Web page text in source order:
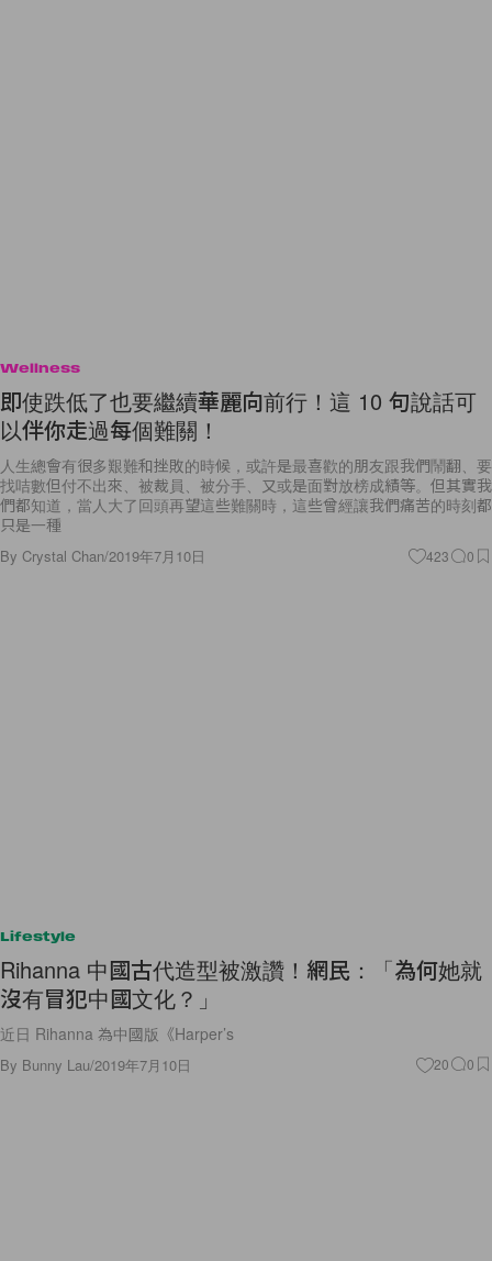
Wellness
即使跌低了也要繼續華麗向前行！這 10 句說話可
以伴你走過每個難關！
人生總會有很多艱難和挫敗的時候，或許是最喜歡的朋友跟我們鬧翻、要
找咭數但付不出來、被裁員、被分手、又或是面對放榜成績等。但其實我
們都知道，當人大了回頭再望這些難關時，這些曾經讓我們痛苦的時刻都
只是一種
By Crystal Chan/2019年7月10日 423 0
Lifestyle
Rihanna 中國古代造型被激讚！網民：「為何她就
沒有冒犯中國文化？」
近日 Rihanna 為中國版《Harper’s
By Bunny Lau/2019年7月10日 20 0